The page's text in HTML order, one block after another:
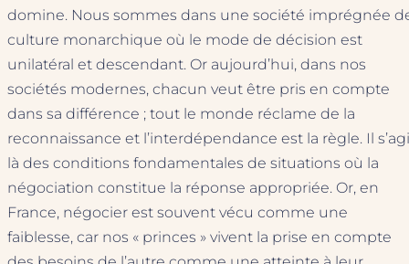
domine. Nous sommes dans une société imprégnée
culture monarchique où le mode de décision est
unilatéral et descendant. Or aujourd’hui, dans nos
sociétés modernes, chacun veut être pris en compte
dans sa différence ; tout le monde réclame de la
reconnaissance et l’interdépendance est la règle. Il
là des conditions fondamentales de situations où la
négociation constitue la réponse appropriée. Or, en
France, négocier est souvent vécu comme une
faiblesse, car nos « princes » vivent la prise en compte